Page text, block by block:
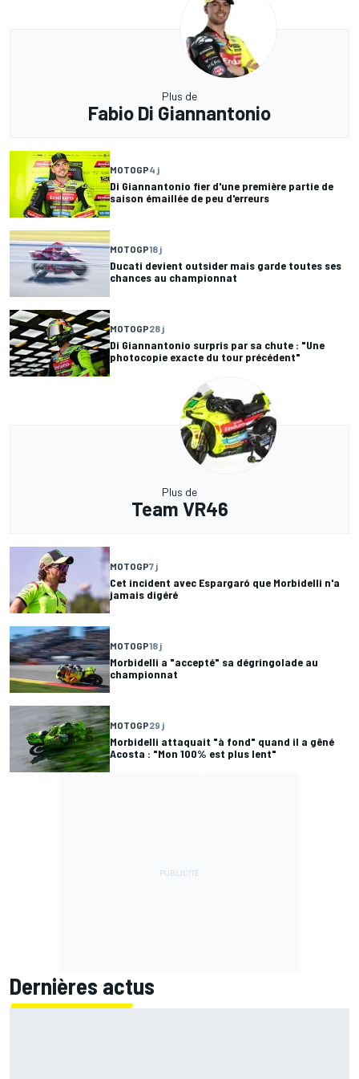
Plus de
Fabio Di Giannantonio
MOTOGP4 j
Di Giannantonio fier d'une première partie de
saison émaillée de peu d'erreurs
MOTOGP18 j
Ducati devient outsider mais garde toutes ses
chances au championnat
MOTOGP28 j
Di Giannantonio surpris par sa chute : "Une
photocopie exacte du tour précédent"
Plus de
Team VR46
MOTOGP7 j
Cet incident avec Espargaró que Morbidelli n'a
jamais digéré
MOTOGP18 j
Morbidelli a "accepté" sa dégringolade au
championnat
MOTOGP29 j
Morbidelli attaquait "à fond" quand il a gêné
Acosta : "Mon 100% est plus lent"
Dernières actus